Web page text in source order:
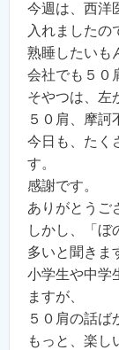
今週は、西洋
入れましたの
熟睡したいも
会社でも５０
そやつは、左
５０肩、摩訶
今日も、たく
す。
感謝です。
ありがとうご
しかし、「ぼ
多いと聞きま
小学生や中学
ますが、
５０肩の話ば
もっと、楽し